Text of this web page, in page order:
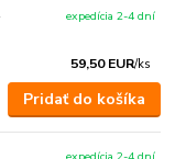
59,50 EUR/ks
expedícia 2-4 dní
Pridať do košíka